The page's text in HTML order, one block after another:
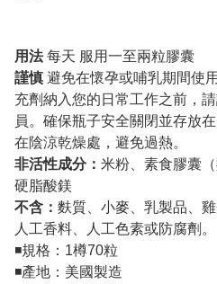
用法每天 服用一至兩粒膠囊
謹慎 避免在懷孕或哺乳期間使
充劑納入您的日常工作之前，
員。確保瓶子安全關閉並存放
在陰涼乾燥處，避免過熱。
非活性成分： 米粉、素食膠囊
硬脂酸鎂
不含： 麩質、小麥、乳製品、
人工香料、人工色素或防腐劑。
◾️規格：1樽70粒
◾️產地：美國製造